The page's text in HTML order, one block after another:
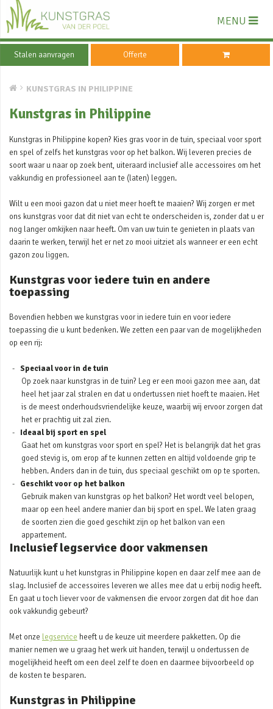
MENU
Stalen aanvragen Offerte
KUNSTGRAS IN PHILIPPINE
Kunstgras in Philippine
Kunstgras in Philippine kopen? Kies gras voor in de tuin, speciaal voor sport
en spel of zelfs het kunstgras voor op het balkon. Wij leveren precies de
soort waar u naar op zoek bent, uiteraard inclusief alle accessoires om het
vakkundig en professioneel aan te (laten) leggen.
Wilt u een mooi gazon dat u niet meer hoeft te maaien? Wij zorgen er met
ons kunstgras voor dat dit niet van echt te onderscheiden is, zonder dat u er
nog langer omkijken naar heeft. Om van uw tuin te genieten in plaats van
daarin te werken, terwijl het er net zo mooi uitziet als wanneer er een echt
gazon zou liggen.
Kunstgras voor iedere tuin en andere
toepassing
Bovendien hebben we kunstgras voor in iedere tuin en voor iedere
toepassing die u kunt bedenken. We zetten een paar van de mogelijkheden
op een rij:
Speciaal voor in de tuin
Op zoek naar kunstgras in de tuin? Leg er een mooi gazon mee aan, dat
heel het jaar zal stralen en dat u ondertussen niet hoeft te maaien. Het
is de meest onderhoudsvriendelijke keuze, waarbij wij ervoor zorgen dat
het er prachtig uit zal zien.
Ideaal bij sport en spel
Gaat het om kunstgras voor sport en spel? Het is belangrijk dat het gras
goed stevig is, om erop af te kunnen zetten en altijd voldoende grip te
hebben. Anders dan in de tuin, dus speciaal geschikt om op te sporten.
Geschikt voor op het balkon
Gebruik maken van kunstgras op het balkon? Het wordt veel belopen,
maar op een heel andere manier dan bij sport en spel. We laten graag
de soorten zien die goed geschikt zijn op het balkon van een
appartement.
Inclusief legservice door vakmensen
Natuurlijk kunt u het kunstgras in Philippine kopen en daar zelf mee aan de
slag. Inclusief de accessoires leveren we alles mee dat u erbij nodig heeft.
En gaat u toch liever voor de vakmensen die ervoor zorgen dat dit hoe dan
ook vakkundig gebeurt?
Met onze legservice heeft u de keuze uit meerdere pakketten. Op die
manier nemen we u graag het werk uit handen, terwijl u ondertussen de
mogelijkheid heeft om een deel zelf te doen en daarmee bijvoorbeeld op
de kosten te besparen.
Kunstgras in Philippine